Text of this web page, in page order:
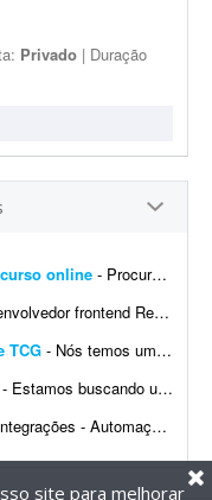
Privado | Duração
online - Procuro desenvolvedor para fazer algumas customizações na API do Fluxer (fluxer.app) para uso em um curso online. A ideia é manter praticamente toda a estrutura atual da plata...
CSS. Experiência na integração de APIs REST e autenticação por token (AWS Cognito é diferencial). O design j&aacut...
TCG - Nós temos um site de marketplace de TCG (trading card game) chamado Capital Collectibles e gostaria de um programador front-end e back-end para nos ajudar a revisar a estrutura e validar a p...
- Estamos buscando um web designer/desenvolvedor para criar o novo site institucional da BonaFruta Sorvetes. Nossa principal referência de experiência, qualidade visual, navegaç&a...
- Configuração de servidor - Criação de ferramentas Exemplo de trabalho: Configuração de VPS, scrap...
site para melhorar